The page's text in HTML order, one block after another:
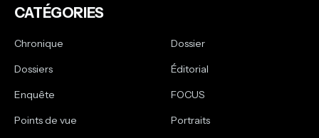
CATÉGORIES
Chronique
Dossier
Dossiers
Éditorial
Enquête
FOCUS
Points de vue
Portraits